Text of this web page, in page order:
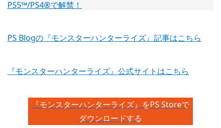
PS Blogの『モンスターハンターライズ』記事はこちら
『モンスターハンターライズ』公式サイトはこちら
『モンスターハンターライズ』をPS Storeで
ダウンロードする